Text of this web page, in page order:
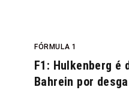
FÓRMULA 1
F1: Hulkenberg é
Bahrein por